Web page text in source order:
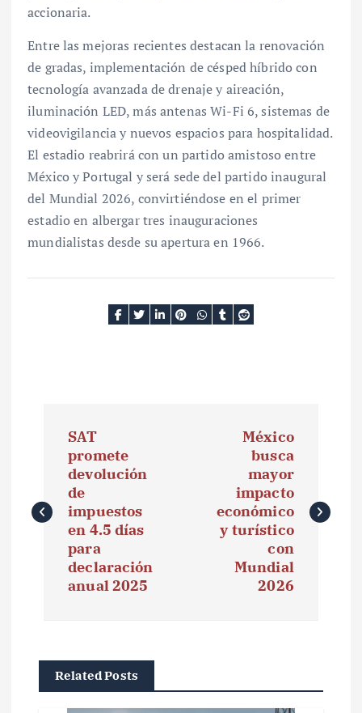
accionaria.
Entre las mejoras recientes destacan la renovación
de gradas, implementación de césped híbrido con
tecnología avanzada de drenaje y aireación,
iluminación LED, más antenas Wi-Fi 6, sistemas de
videovigilancia y nuevos espacios para hospitalidad.
El estadio reabrirá con un partido amistoso entre
México y Portugal y será sede del partido inaugural
del Mundial 2026, convirtiéndose en el primer
estadio en albergar tres inauguraciones
mundialistas desde su apertura en 1966.
e
SAT
promete
devolución
de
impuestos
en 4.5 días
para
declaración
anual 2025
México
busca
mayor
impacto
económico
y turístico
con
Mundial
2026
Related Posts